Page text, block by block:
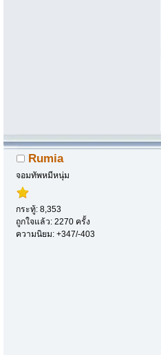
Rumia
จอมทัพหมีหนุ่ม
กระทู้: 8,353
ถูกใจแล้ว: 2270 ครั้ง
ความนิยม: +347/-403